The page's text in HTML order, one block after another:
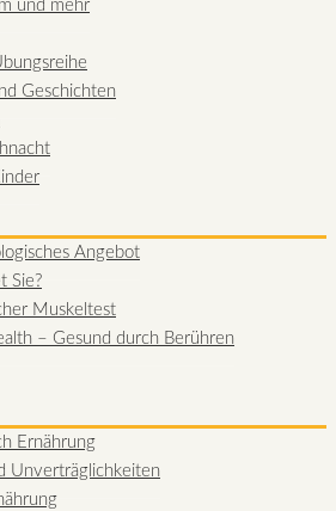
und mehr
Geschichten
Angebot
Sie?
Muskeltest
– Gesund durch Berühren
Ernährung
Unverträglichkeiten